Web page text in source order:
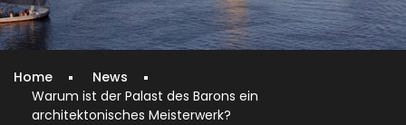
Home
News
Warum ist der Palast des Barons ein
architektonisches Meisterwerk?